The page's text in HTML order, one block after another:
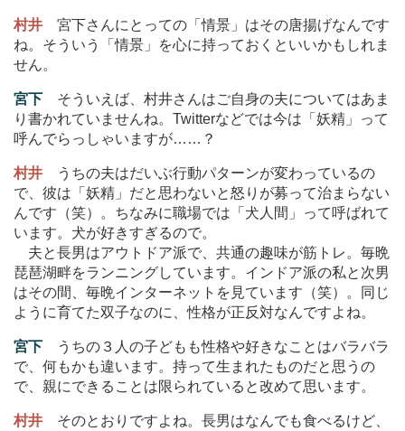
村井
宮下さんにとっての「情景」はその唐揚げなんです
ね。そういう「情景」を心に持っておくといいかもしれま
せん。
宮下
そういえば、村井さんはご自身の夫についてはあま
り書かれていませんね。Twitterなどでは今は「妖精」って
呼んでらっしゃいますが… …？
村井
うちの夫はだいぶ行動パターンが変わっているの
で、彼は「妖精」だと思わないと怒りが募って治まらない
んです（笑）。ちなみに職場では「犬人間」って呼ばれて
います。犬が好きすぎるので。
夫と長男はアウトドア派で、共通の趣味が筋トレ。毎晩
琵琶湖畔をランニングしています。インドア派の私と次男
はその間、毎晩インターネットを見ています（笑）。同じ
ように育てた双子なのに、性格が正反対なんですよね。
宮下
うちの３人の子どもも性格や好きなことはバラバラ
で、何もかも違います。持って生まれたものだと思うの
で、親にできることは限られていると改めて思います。
村井
そのとおりですよね。長男はなんでも食べるけど、